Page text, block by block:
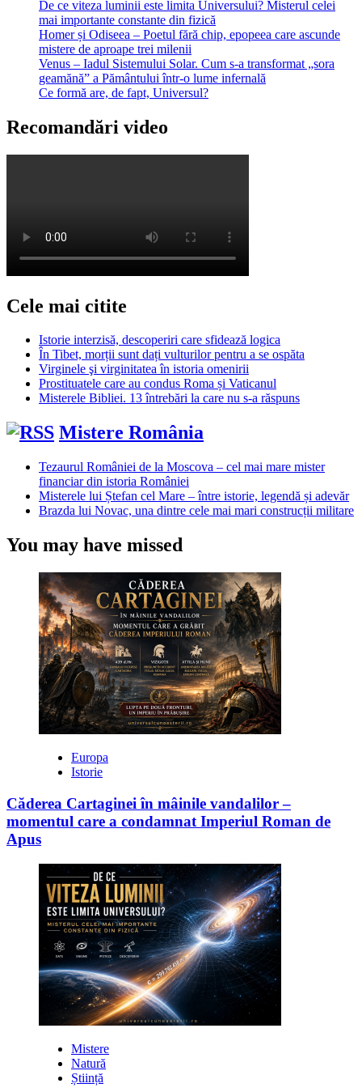
De ce viteza luminii este limita Universului? Misterul celei
mai importante constante din fizică
Homer și Odiseea – Poetul fără chip, epopeea care ascunde
mistere de aproape trei milenii
Venus – Iadul Sistemului Solar. Cum s-a transformat „sora
geamănă” a Pământului într-o lume infernală
Ce formă are, de fapt, Universul?
Recomandări video
Cele mai citite
Istorie interzisă, descoperiri care sfidează logica
În Tibet, morții sunt dați vulturilor pentru a se ospăta
Virginele şi virginitatea în istoria omenirii
Prostituatele care au condus Roma și Vaticanul
Misterele Bibliei. 13 întrebări la care nu s-a răspuns
Mistere România
Tezaurul României de la Moscova – cel mai mare mister
financiar din istoria României
Misterele lui Ștefan cel Mare – între istorie, legendă și adevăr
Brazda lui Novac, una dintre cele mai mari construcții militare
You may have missed
Europa
Istorie
Căderea Cartaginei în mâinile vandalilor –
momentul care a condamnat Imperiul Roman de
Apus
Mistere
Natură
Știință